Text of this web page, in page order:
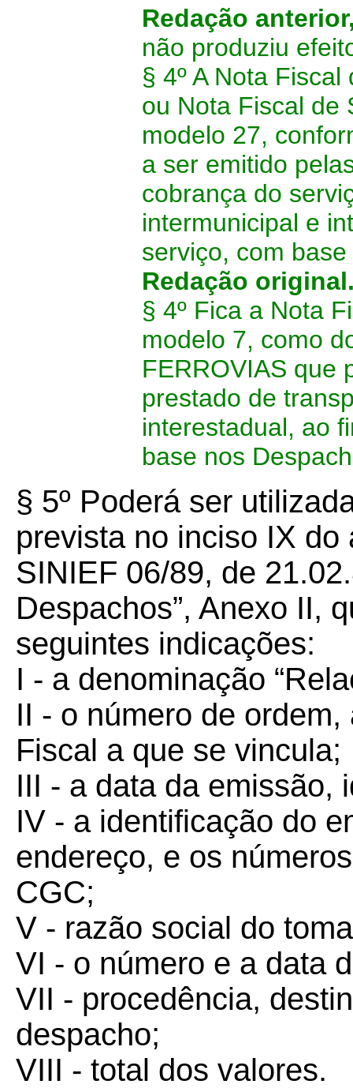
Redação
não produziu
§ 4º A Nota
ou Nota Fiscal de
modelo 27,
a ser emitido
cobrança do
intermunicipal e
serviço, com
Redação
§ 4º Fica a Nota
modelo 7, como
FERROVIAS que
prestado de
interestadual, ao
base nos
§ 5º Poderá ser
prevista no inciso IX do
SINIEF 06/89, de
Despachos”, Anexo II,
seguintes indicações:
I - a denominação
II - o número de
Fiscal a que se vincula;
III - a data da emissão,
IV - a identificação do
endereço, e os
CGC;
V - razão social do
VI - o número e a data
VII - procedência,
despacho;
VIII - total dos valores.